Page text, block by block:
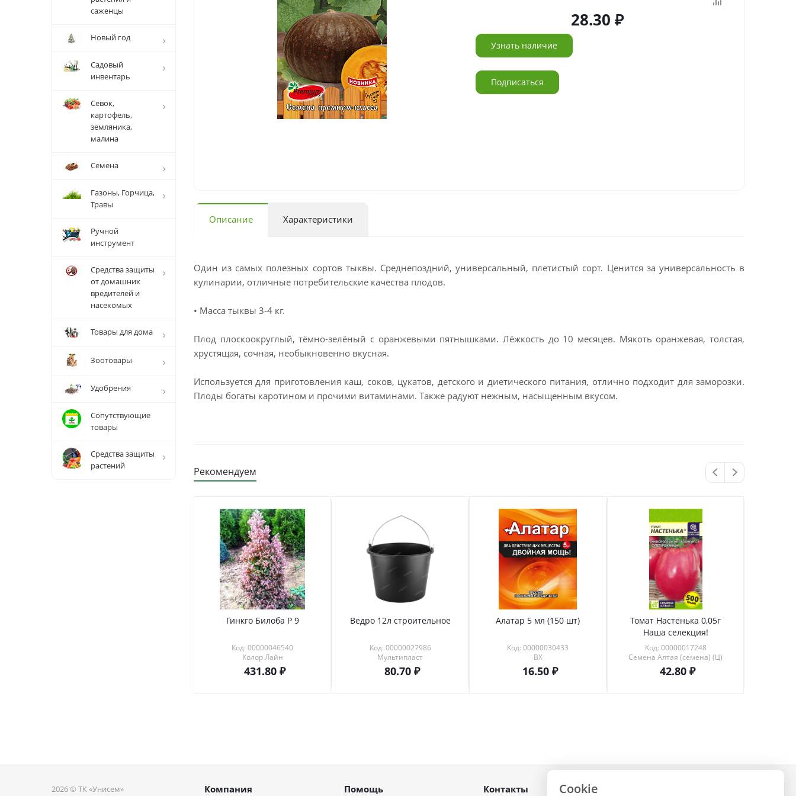
28.30
Узнать наличие
Подписаться
Описание Характеристики
Один из самых полезных сортов тыквы. Среднепоздний, универсальный, плетистый сорт. Ценится за универсальность в
кулинарии, отличные потребительские качества плодов.
• Масса тыквы 3-4 кг.
Плод плоскоокруглый, тёмно-зелёный с оранжевыми пятнышками. Лёжкость до 10 месяцев. Мякоть оранжевая, толстая,
хрустящая, сочная, необыкновенно вкусная.
Используется для приготовления каш, соков, цукатов, детского и диетического питания, отлично подходит для заморозки.
Плоды богаты каротином и прочими витаминами. Также радуют нежным, насыщенным вкусом.
Рекомендуем
Гинкго Билоба Р 9
Код: 00000046540
Колор Лайн
431.80
Ведро 12л строительное
Код: 00000027986
Мультипласт
80.70
Алатар 5 мл (150 шт)
Код: 00000030433
ВХ
16.50
Томат Настенька 0,05г
Наша селекция!
Код: 00000017248
Семена Алтая (семена) (Ц)
42.80
саженцы
Новый год
Садовый
инвентарь
Севок,
картофель,
земляника,
малина
Семена
Газоны, Горчица,
Травы
Ручной
инструмент
Средства защиты
от домашних
вредителей и
насекомых
Товары для дома
Зоотовары
Удобрения
Сопутствующие
товары
Средства защиты
растений
2026 © ТК «Унисем» Компания Помощь Контакты Cookie